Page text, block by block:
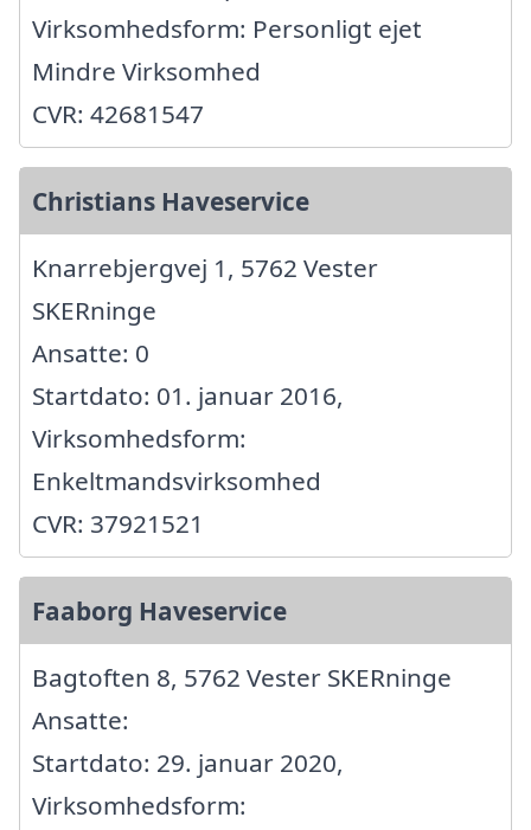
Virksomhedsform: Personligt ejet
Mindre Virksomhed
CVR: 42681547
Christians Haveservice
Knarrebjergvej 1, 5762 Vester
SKERninge
Ansatte: 0
Startdato: 01. januar 2016,
Virksomhedsform:
Enkeltmandsvirksomhed
CVR: 37921521
Faaborg Haveservice
Bagtoften 8, 5762 Vester SKERninge
Ansatte:
Startdato: 29. januar 2020,
Virksomhedsform: